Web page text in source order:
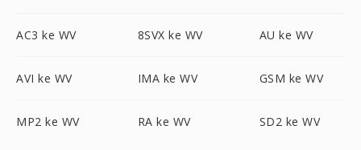
AC3 ke WV 8SVX ke WV AU ke WV
AVI ke WV IMA ke WV GSM ke WV
MP2 ke WV RA ke WV SD2 ke WV